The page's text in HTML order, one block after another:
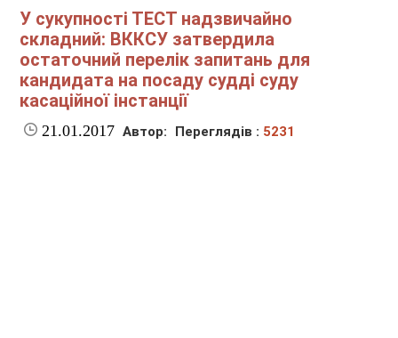
У сукупності ТЕСТ надзвичайно
складний: ВККСУ затвердила
остаточний перелік запитань для
кандидата на посаду судді суду
касаційної інстанції
21.01.2017 Автор: Переглядів : 5231